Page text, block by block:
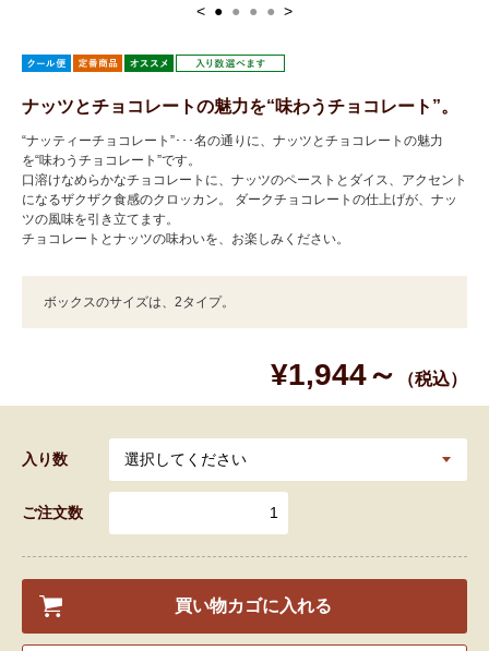
< ● ● ● ● >
ナッツとチョコレートの魅力を“味わうチョコレート”。
“ナッティーチョコレート”･･･名の通りに、ナッツとチョコレートの魅力
を“味わうチョコレート”です。
口溶けなめらかなチョコレートに、ナッツのペーストとダイス、アクセント
になるザクザク食感のクロッカン。 ダークチョコレートの仕上げが、ナッ
ツの風味を引き立てます。
チョコレートとナッツの味わいを、お楽しみください。
ボックスのサイズは、2タイプ。
¥1,944～ （税込）
入り数
ご注文数
買い物カゴに入れる